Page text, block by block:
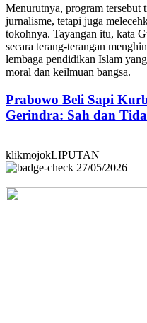
Menurutnya, program tersebut
jurnalisme, tetapi juga
tokohnya. Tayangan itu, kata
secara terang-terangan
lembaga pendidikan Islam
moral dan keilmuan bangsa.
Prabowo Beli Sapi
Gerindra: Sah dan
klikmojokLIPUTAN
27/05/2026